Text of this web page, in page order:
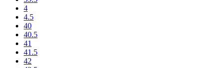
4
4.5
40
40.5
41
41.5
42